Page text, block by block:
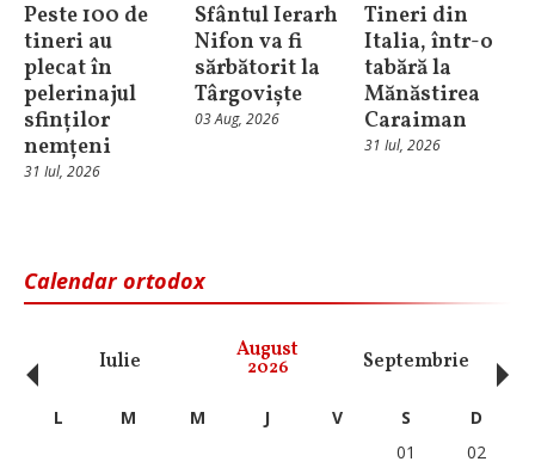
Peste 100 de
tineri au
plecat în
pelerinajul
sfinților
nemțeni
31 Iul, 2026
Sfântul Ierarh
Nifon va fi
sărbătorit la
Târgoviște
03 Aug, 2026
Tineri din
Italia, într-o
tabără la
Mănăstirea
Caraiman
31 Iul, 2026
Calendar ortodox
Iulie August
2026 Septembrie
‹ L M M J V S
D
01
02